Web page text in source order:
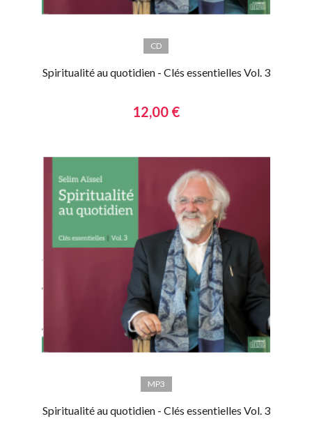
CD
Spiritualité au quotidien - Clés essentielles Vol. 3
12,00 €
MP3
Spiritualité au quotidien - Clés essentielles Vol. 3